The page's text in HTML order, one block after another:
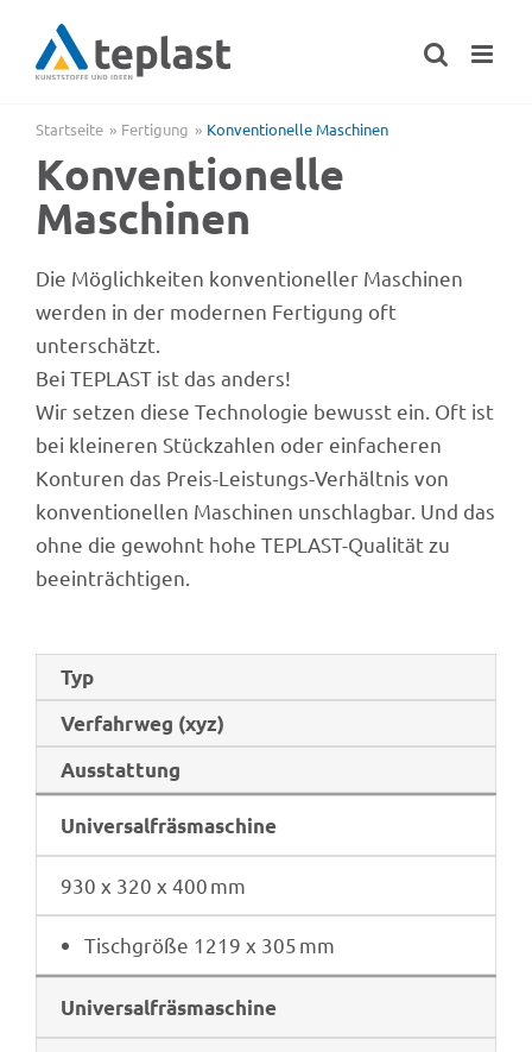
Inhalt
springen
Startseite Ferti­gung Konven­tio­nelle Maschinen
Konven­tio­nelle
Maschinen
Die Möglich­kei­ten konven­tio­nel­ler Maschi­nen
werden in der moder­nen Ferti­gung oft
unterschätzt.
Bei TEPLAST ist das anders!
Wir setzen diese Tech­no­lo­gie bewusst ein. Oft ist
bei klei­ne­ren Stück­zah­len oder einfa­che­ren
Kontu­ren das Preis-Leis­tungs-Verhält­nis von
konven­tio­nel­len Maschi­nen unschlag­bar. Und das
ohne die gewohnt hohe TEPLAST-Quali­tät zu
beeinträchtigen.
Typ
Verfahr­weg (xyz)
Ausstat­tung
Univer­sal­fräs­ma­schine
930 x 320 x 400 mm
Tisch­größe 1219 x 305 mm
Univer­sal­fräs­ma­schine